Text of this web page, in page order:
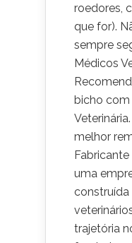
roedores,
que for).
sempre
Médicos
bicho com
melhor
Fabricante
uma
trajetória